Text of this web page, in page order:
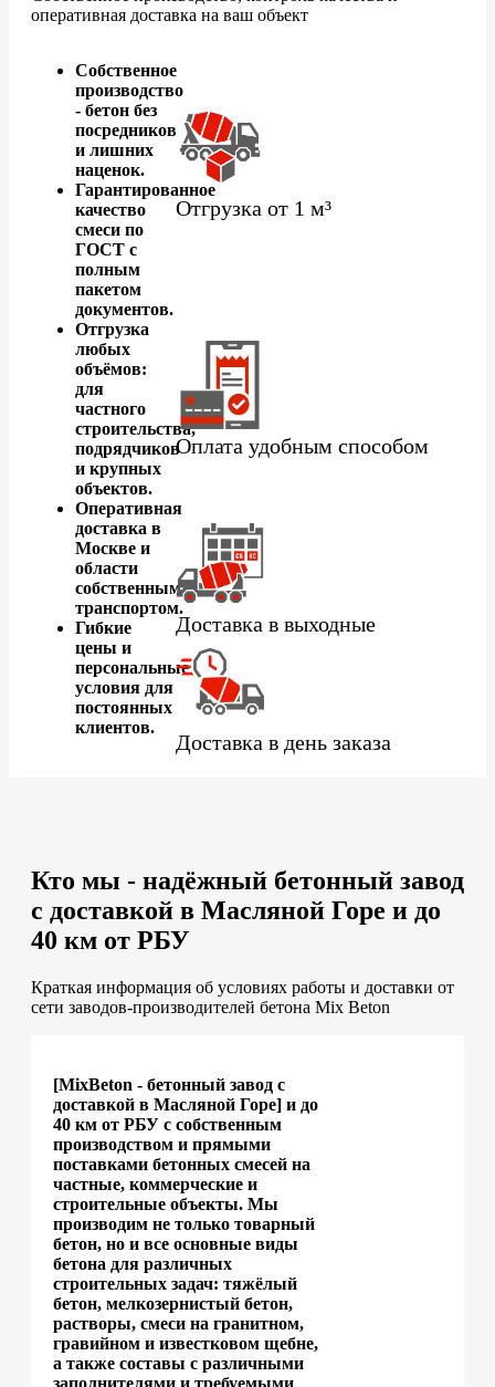
оперативная доставка на ваш объект
Собственное
производство
- бетон без
посредников
и лишних
наценок.
Гарантированное
качество
смеси по
ГОСТ с
полным
пакетом
документов.
Отгрузка
любых
объёмов:
для
частного
строительства,
подрядчиков
и крупных
объектов.
Оперативная
доставка в
Москве и
области
собственным
транспортом.
Гибкие
цены и
персональные
условия для
постоянных
клиентов.
Отгрузка от 1 м³
Оплата удобным способом
Доставка в выходные
Доставка в день заказа
Кто мы - надёжный бетонный завод
с доставкой в Масляной Горе и до
40 км от РБУ
Краткая информация об условиях работы и доставки от
сети заводов-производителей бетона Mix Beton
[MixBeton - бетонный завод с
доставкой в Масляной Горе] и до
40 км от РБУ с собственным
производством и прямыми
поставками бетонных смесей на
частные, коммерческие и
строительные объекты. Мы
производим не только товарный
бетон, но и все основные виды
бетона для различных
строительных задач: тяжёлый
бетон, мелкозернистый бетон,
растворы, смеси на гранитном,
гравийном и известковом щебне,
а также составы с различными
заполнителями и требуемыми